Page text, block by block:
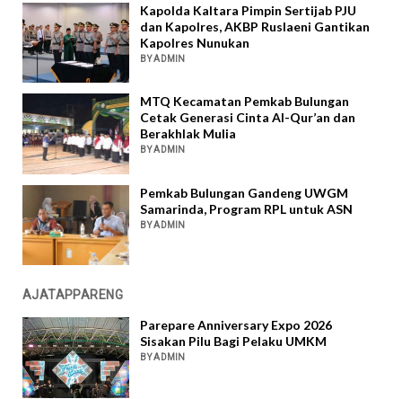
Kapolda Kaltara Pimpin Sertijab PJU
dan Kapolres, AKBP Ruslaeni Gantikan
Kapolres Nunukan
BY ADMIN
MTQ Kecamatan Pemkab Bulungan
Cetak Generasi Cinta Al-Qur’an dan
Berakhlak Mulia
BY ADMIN
Pemkab Bulungan Gandeng UWGM
Samarinda, Program RPL untuk ASN
BY ADMIN
AJATAPPARENG
Parepare Anniversary Expo 2026
Sisakan Pilu Bagi Pelaku UMKM
BY ADMIN